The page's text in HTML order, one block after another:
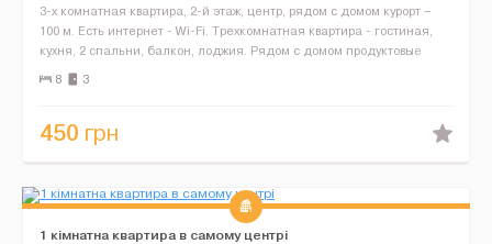
3-х комнатная квартира, 2-й этаж, центр, рядом с домом курорт –
100 м. Есть интернет - Wi-Fi. Трехкомнатная квартира - гостиная,
кухня, 2 спальни, балкон, лоджия. Рядом с домом продуктовые
магазины, рынок, рестораны, пиццери...
8 3
450 грн
1 кімнатна квартира в самому центрі